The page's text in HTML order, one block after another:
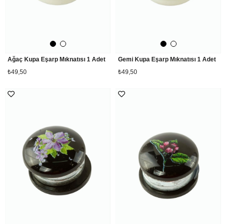
Ağaç Kupa Eşarp Mıknatısı 1 Adet
₺49,50
Gemi Kupa Eşarp Mıknatısı 1 Adet
₺49,50